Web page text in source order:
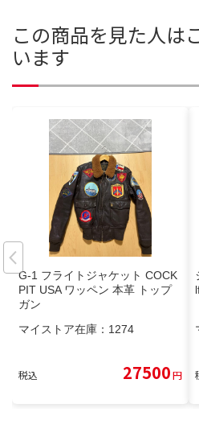
この商品を見た人は
います
G-1 フライトジャケット COCK
PIT USA ワッペン 本革 トップ
ガン
マイストア在庫： 1274
税込 27500円